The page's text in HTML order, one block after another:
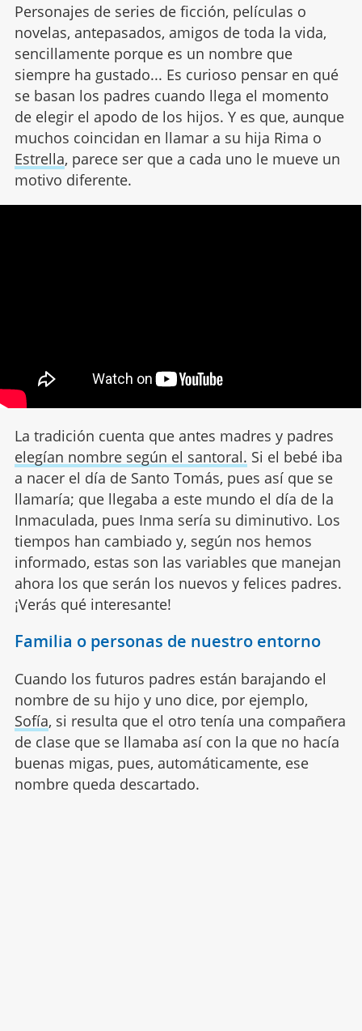
Personajes de series de ficción, películas o
novelas, antepasados, amigos de toda la vida,
sencillamente porque es un nombre que
siempre ha gustado... Es curioso pensar en qué
se basan los padres cuando llega el momento
de elegir el apodo de los hijos. Y es que, aunque
muchos coincidan en llamar a su hija Rima o
Estrella, parece ser que a cada uno le mueve un
motivo diferente.
La tradición cuenta que antes madres y padres
elegían nombre según el santoral. Si el bebé iba
a nacer el día de Santo Tomás, pues así que se
llamaría; que llegaba a este mundo el día de la
Inmaculada, pues Inma sería su diminutivo. Los
tiempos han cambiado y, según nos hemos
informado, estas son las variables que manejan
ahora los que serán los nuevos y felices padres.
¡Verás qué interesante!
Familia o personas de nuestro entorno
Cuando los futuros padres están barajando el
nombre de su hijo y uno dice, por ejemplo,
Sofía, si resulta que el otro tenía una compañera
de clase que se llamaba así con la que no hacía
buenas migas, pues, automáticamente, ese
nombre queda descartado.